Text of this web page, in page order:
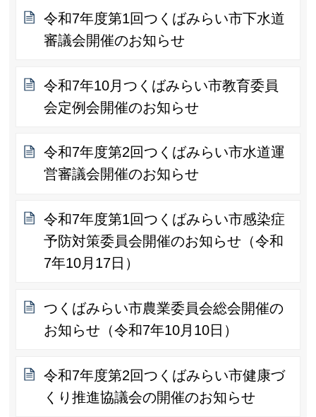
令和7年度第1回つくばみらい市下水道
審議会開催のお知らせ
令和7年10月つくばみらい市教育委員
会定例会開催のお知らせ
令和7年度第2回つくばみらい市水道運
営審議会開催のお知らせ
令和7年度第1回つくばみらい市感染症
予防対策委員会開催のお知らせ（令和
7年10月17日）
つくばみらい市農業委員会総会開催の
お知らせ（令和7年10月10日）
令和7年度第2回つくばみらい市健康づ
くり推進協議会の開催のお知らせ